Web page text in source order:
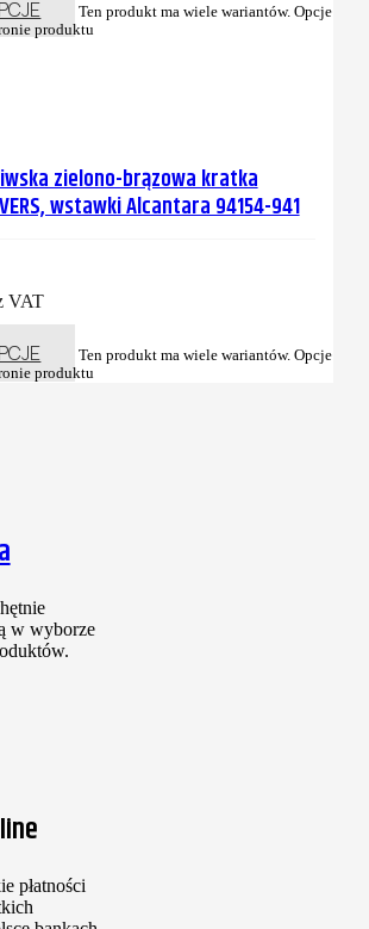
Ten produkt ma wiele wariantów. Opcje
produktu
zielono-brązowa kratka
wstawki Alcantara 94154-941
VAT
Ten produkt ma wiele wariantów. Opcje
produktu
w wyborze
płatności